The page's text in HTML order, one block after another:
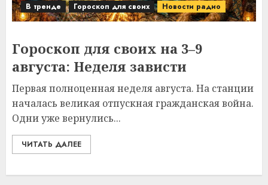
В тренде Гороскоп для своих Новости радио
Гороскоп для своих на 3–9
августа: Неделя зависти
Первая полноценная неделя августа. На станции
началась великая отпускная гражданская война.
Одни уже вернулись...
ЧИТАТЬ ДАЛЕЕ